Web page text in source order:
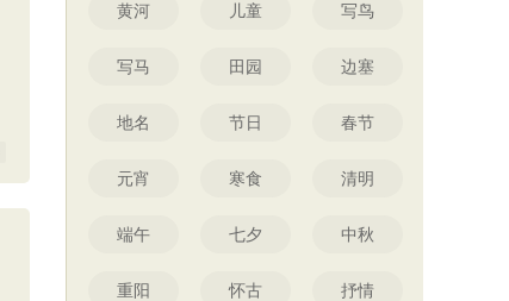
黄河 儿童 写鸟
写马 田园 边塞
地名 节日 春节
元宵 寒食 清明
端午 七夕 中秋
重阳 怀古 抒情